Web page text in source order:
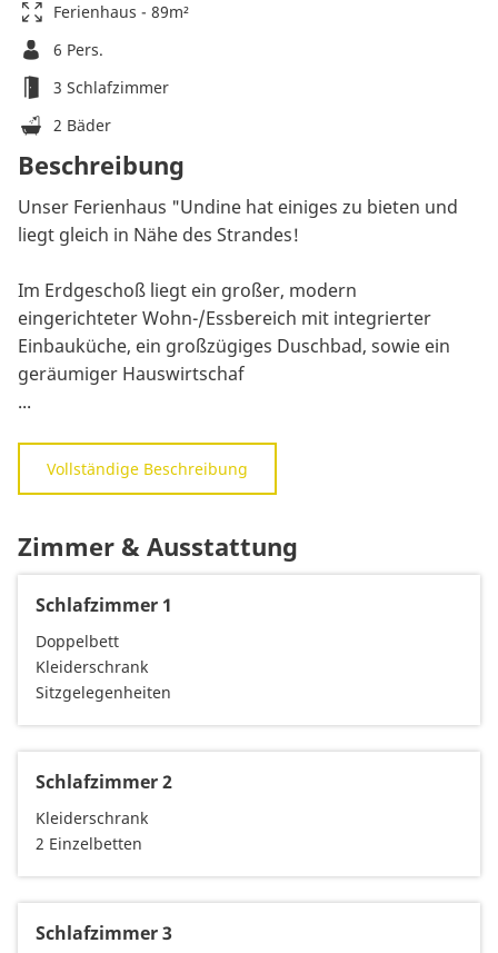
Ferienhaus - 89m²
6 Pers.
3 Schlafzimmer
2 Bäder
Beschreibung
Unser Ferienhaus "Undine hat einiges zu bieten und
liegt gleich in Nähe des Strandes!
Im Erdgeschoß liegt ein großer, modern
eingerichteter Wohn-/Essbereich mit integrierter
Einbauküche, ein großzügiges Duschbad, sowie ein
geräumiger Hauswirtschaf
...
Vollständige Beschreibung
Zimmer & Ausstattung
Schlafzimmer 1
Doppelbett
Kleiderschrank
Sitzgelegenheiten
Schlafzimmer 2
Kleiderschrank
2 Einzelbetten
Schlafzimmer 3